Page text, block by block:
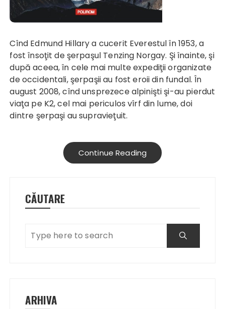
Cînd Edmund Hillary a cucerit Everestul în 1953, a
fost însoţit de şerpaşul Tenzing Norgay. Şi înainte, şi
după aceea, în cele mai multe expediţii organizate
de occidentali, şerpaşii au fost eroii din fundal. În
august 2008, cînd unsprezece alpinişti şi-au pierdut
viaţa pe K2, cel mai periculos vîrf din lume, doi
dintre şerpaşi au supravieţuit.
Continue Reading
CĂUTARE
ARHIVA